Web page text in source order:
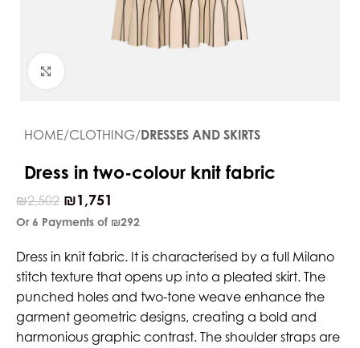
HOME CLOTHING DRESSES AND SKIRTS
Dress in two-colour knit fabric
₪2,502 ₪1,751
Or 6 Payments of ₪292
Dress in knit fabric. It is characterised by a full Milano
stitch texture that opens up into a pleated skirt. The
punched holes and two-tone weave enhance the
garment geometric designs, creating a bold and
harmonious graphic contrast. The shoulder straps are